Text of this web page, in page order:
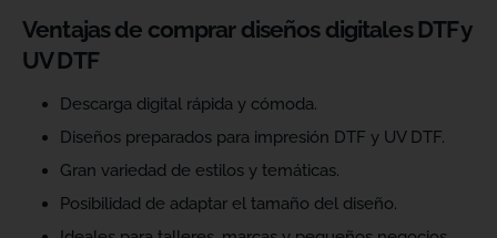
Ventajas de comprar diseños digitales DTF y
UV DTF
Descarga digital rápida y cómoda.
Diseños preparados para impresión DTF y UV DTF.
Gran variedad de estilos y temáticas.
Posibilidad de adaptar el tamaño del diseño.